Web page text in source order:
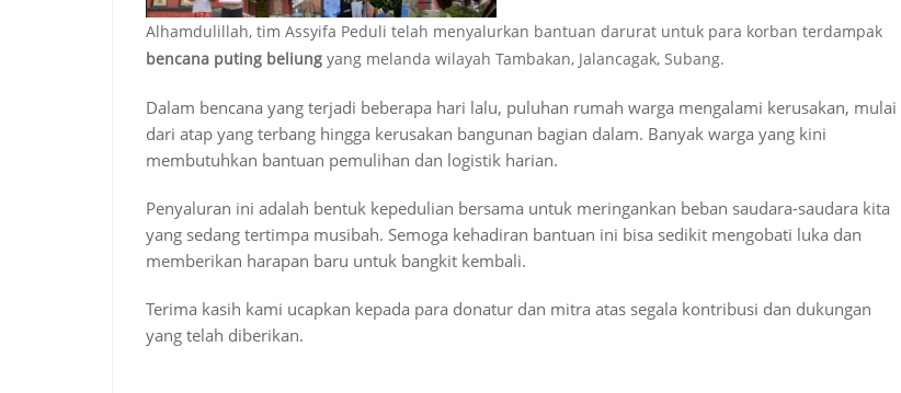
Alhamdulillah, tim Assyifa Peduli telah menyalurkan bantuan darurat untuk para korban terdampak
bencana puting beliung yang melanda wilayah Tambakan, Jalancagak, Subang.
Dalam bencana yang terjadi beberapa hari lalu, puluhan rumah warga mengalami kerusakan, mulai
dari atap yang terbang hingga kerusakan bangunan bagian dalam. Banyak warga yang kini
membutuhkan bantuan pemulihan dan logistik harian.
Penyaluran ini adalah bentuk kepedulian bersama untuk meringankan beban saudara-saudara kita
yang sedang tertimpa musibah. Semoga kehadiran bantuan ini bisa sedikit mengobati luka dan
memberikan harapan baru untuk bangkit kembali.
Terima kasih kami ucapkan kepada para donatur dan mitra atas segala kontribusi dan dukungan
yang telah diberikan.